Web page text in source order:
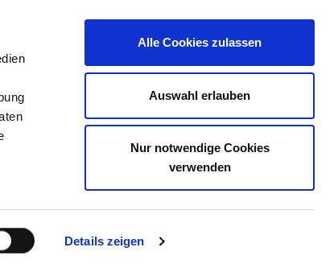
Details zeigen
Alle Cookies zulassen
Auswahl erlauben
Nur notwendige Cookies
verwenden
KONTAKT IHRE MEINUNG